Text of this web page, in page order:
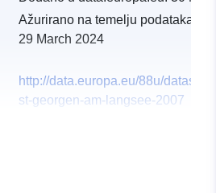
Ažurirano na temelju
29 March 2024
http://data.europa.eu/88u/
st-georgen-am-langsee-2007